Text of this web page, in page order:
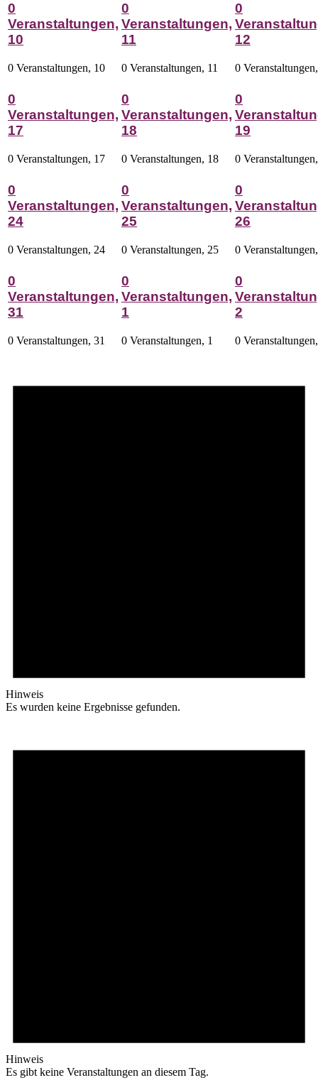
0
Veranstaltungen,
10
0 Veranstaltungen, 10
0
Veranstaltungen,
11
0 Veranstaltungen, 11
0
12
0
0
Veranstaltungen,
17
0 Veranstaltungen, 17
0
Veranstaltungen,
18
0 Veranstaltungen, 18
0
19
0
0
Veranstaltungen,
24
0 Veranstaltungen, 24
0
Veranstaltungen,
25
0 Veranstaltungen, 25
0
26
0
0
Veranstaltungen,
31
0 Veranstaltungen, 31
0
Veranstaltungen,
1
0 Veranstaltungen, 1
0
2
0
Hinweis
Es wurden keine Ergebnisse gefunden.
Hinweis
Es gibt keine Veranstaltungen an diesem Tag.